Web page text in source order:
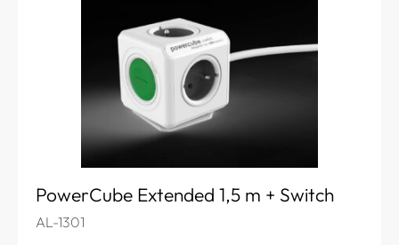
PowerCube Extended 1,5 m + Switch
AL-1301